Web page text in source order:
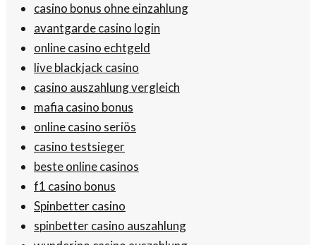
casino bonus ohne einzahlung
avantgarde casino login
online casino echtgeld
live blackjack casino
casino auszahlung vergleich
mafia casino bonus
online casino seriös
casino testsieger
beste online casinos
f1 casino bonus
Spinbetter casino
spinbetter casino auszahlung